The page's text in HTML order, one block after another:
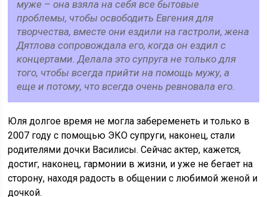
муже – она взяла на себя все бытовые
проблемы, чтобы освободить Евгения для
творчества, вместе они ездили на гастроли, жена
Дятлова сопровождала его, когда он ездил с
концертами. Делала это супруга не только для
того, чтобы всегда прийти на помощь мужу, а
еще и потому, что всегда очень ревновала его.
Юля долгое время не могла забеременеть и только в
2007 году с помощью ЭКО супруги, наконец, стали
родителями дочки Василисы. Сейчас актер, кажется,
достиг, наконец, гармонии в жизни, и уже не бегает на
сторону, находя радость в общении с любимой женой и
дочкой.